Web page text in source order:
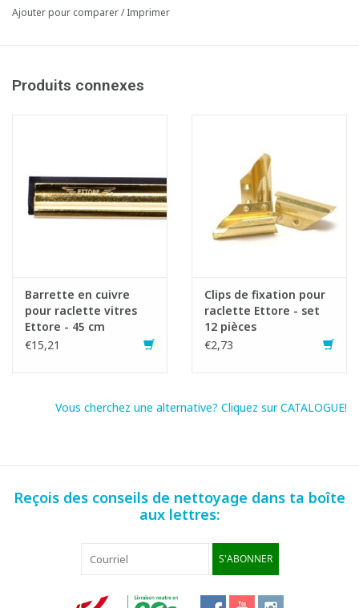
Ajouter pour comparer/Imprimer
Produits connexes
Barrette en cuivre
pour raclette vitres
Ettore - 45 cm
€15,21
Clips de fixation pour
raclette Ettore - set
12 pièces
€2,73
Vous cherchez une alternative? Cliquez sur CATALOGUE!
Reçois des conseils de nettoyage dans ta boîte
aux lettres:
S'ABONNER